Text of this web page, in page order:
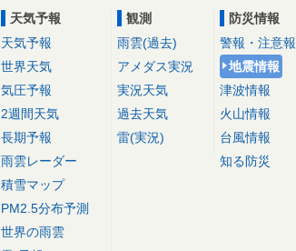
天気予報
天気予報
世界天気
気圧予報
2週間天気
長期予報
雨雲レーダー
積雪マップ
PM2.5分布予測
世界の雨雲
観測
雨雲(過去)
アメダス実況
実況天気
過去天気
雷(実況)
防災情報
警報・注意報
地震情報
津波情報
火山情報
台風情報
知る防災